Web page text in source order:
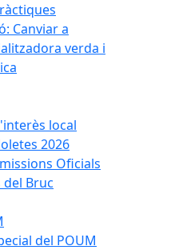
Canviar a
verda i
local
2026
Oficials
Bruc
del POUM